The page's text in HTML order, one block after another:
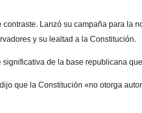
Lanzó su campaña para la
y su lealtad a la Constitución.
de la base republicana
que la Constitución «no otorga